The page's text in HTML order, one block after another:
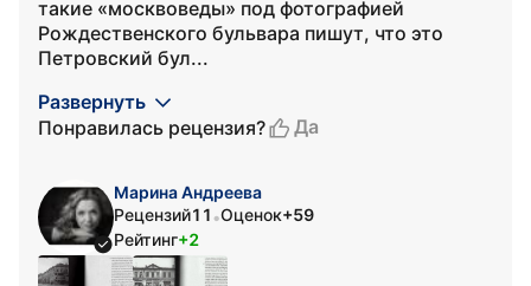
такие «москвоведы» под фотографией
Рождественского бульвара пишут, что это
Петровский бул...
Развернуть
Понравилась рецензия?
Да
Марина Андреева
Рецензий11 •Оценок+59
Рейтинг+2